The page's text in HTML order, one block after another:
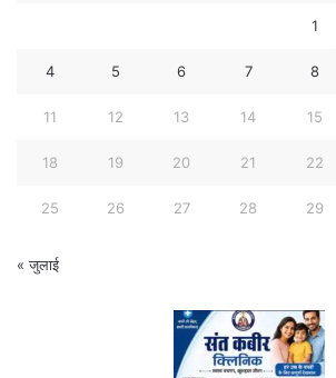
1
4 5 6 7 8
11 12 13 14 15
18 19 20 21 22
25 26 27 28 29
« जुलाई